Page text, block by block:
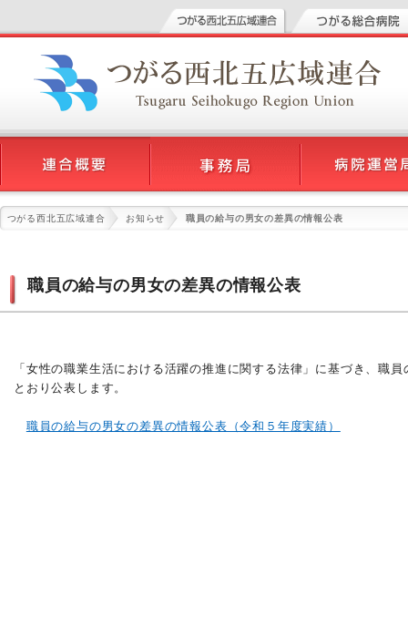
つがる西北五広域連合 お知らせ 職員の給与の男女の差異の情報公表
職員の給与の男女の差異の情報公表
「女性の職業生活における活躍の推進に関する法律」に基づき、職
とおり公表します。
職員の給与の男女の差異の情報公表（令和５年度実績）